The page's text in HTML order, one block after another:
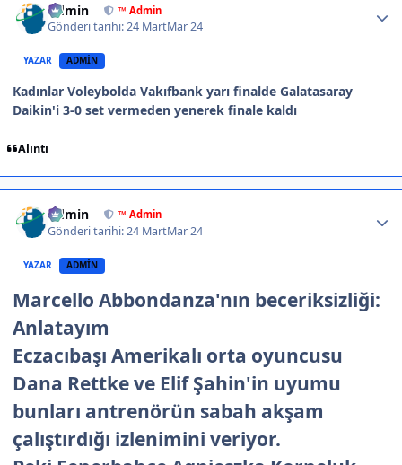
Admin ™ Admin
Gönderi tarihi:24 MartMar 24
YAZAR ADMIN
Kadınlar Voleybolda Vakıfbank yarı finalde Galatasaray
Daikin'i 3-0 set vermeden yenerek finale kaldı
Alıntı
Admin ™ Admin
Gönderi tarihi:24 MartMar 24
YAZAR ADMIN
Marcello Abbondanza'nın beceriksizliği:
Anlatayım
Eczacıbaşı Amerikalı orta oyuncusu
Dana Rettke ve Elif Şahin'in uyumu
bunları antrenörün sabah akşam
çalıştırdığı izlenimini veriyor.